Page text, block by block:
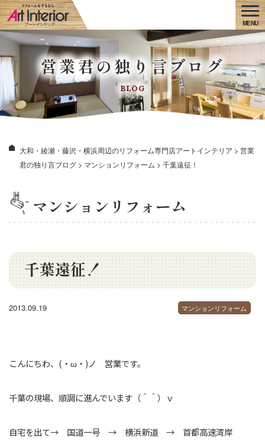
営業君の独り言ブログ
BLOG
大和・綾瀬・藤沢・横浜周辺のリフォーム専門店アートインテリア > 営業
君の独り言ブログ > マンションリフォーム > 千葉遠征！
マンションリフォーム
千葉遠征！
2013.09.19 マンションリフォーム
こんにちわ、(・ω・)ノ 営業です。
千葉の現場、順調に進んでいます（＾＾）ｖ
自宅を出て→ 国道一号 → 横浜新道 → 首都高速湾岸